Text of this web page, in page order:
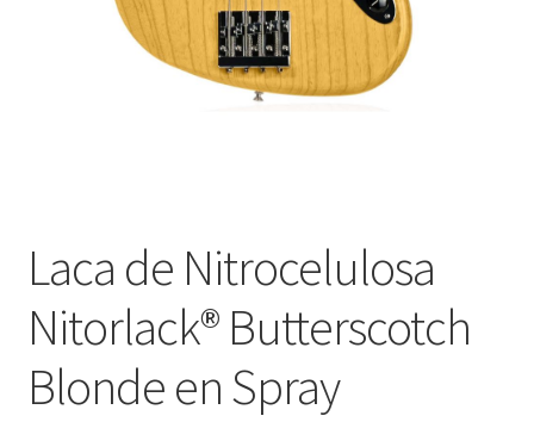
Сотрудничество
Laca de Nitrocelulosa
Nitorlack® Butterscotch
Blonde en Spray